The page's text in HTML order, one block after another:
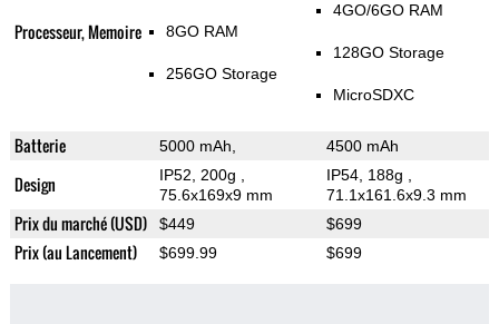
Processeur, Memoire 8GO RAM
256GO Storage
4GO/6GO RAM
128GO Storage
MicroSDXC
Batterie 5000 mAh, 4500 mAh
Design IP52, 200g
75.6x169x9 mm
IP54, 188g
71.1x161.6x9.3 mm
Prix du marché (USD) $449 $699
Prix (au Lancement) $699.99 $699